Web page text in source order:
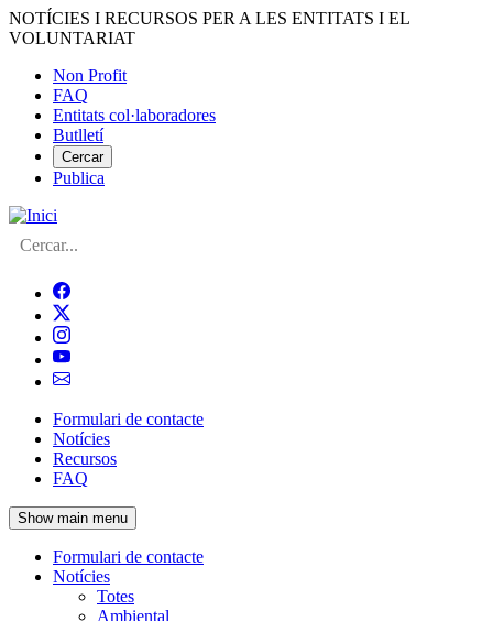
Vés
al
NOTÍCIES I RECURSOS PER A LES ENTITATS I EL
VOLUNTARIAT
Menú
del
compte
d'usuari
Non Profit
FAQ
Entitats col·laboradores
Butlletí
Cercar
Publica
Cerca
Navegació
principal
de
l'encapçalament
Formulari de contacte
Notícies
Recursos
FAQ
Show main menu
Navegació
principal
Formulari de contacte
Notícies
Totes
Ambiental